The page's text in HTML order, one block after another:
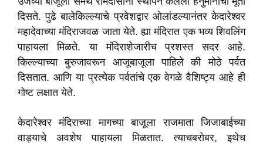
दिसते. पुढे बालेकिल्ल्याचे प्रवेशद्वार ओलांडल्यानंतर केदारेश्वर
महादेवाच्या मंदिराजवळ जाता येते. ह्या मंदिरात एक भव्य शिवलिंग
पाहायला मिळते. या मंदिराशेजारीच प्रशस्त सदर आहे.
किल्ल्याच्या बुरुजावरून आजूबाजूला पाहिले की मोठे पर्वत
दिसतात. आणि या प्रत्येक पर्वतांचे एक वेगळे वैशिष्ट्य आहे ही
गोष्ट लक्षात येते.
केदारेश्वर मंदिराच्या मागच्या बाजूला राजमाता जिजाबाईच्या
वाड्याचे अवशेष पाहायला मिळतात. त्याचबरोबर, इथेच